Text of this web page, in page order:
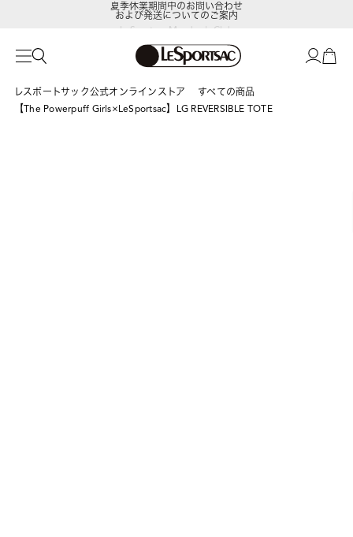
LeSportsac Member's Club
ポイントアップキャンペーン開催中
および発送についてのご案内
レスポートサック公式オンラインストア
すべての商品
【The Powerpuff Girls×LeSportsac】LG REVERSIBLE TOTE